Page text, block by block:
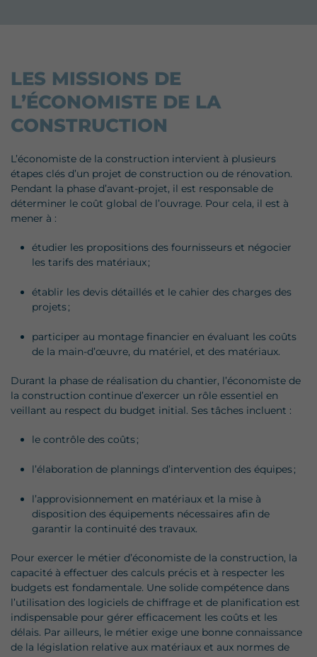
LES MISSIONS DE
L’ÉCONOMISTE DE LA
CONSTRUCTION
L’économiste de la construction intervient à plusieurs
étapes clés d’un projet de construction ou de rénovation.
Pendant la phase d’avant-projet, il est responsable de
déterminer le coût global de l’ouvrage. Pour cela, il est à
mener à :
étudier les propositions des fournisseurs et négocier
les tarifs des matériaux ;
établir les devis détaillés et le cahier des charges des
projets ;
participer au montage financier en évaluant les coûts
de la main-d’œuvre, du matériel, et des matériaux.
Durant la phase de réalisation du chantier, l’économiste de
la construction continue d’exercer un rôle essentiel en
veillant au respect du budget initial. Ses tâches incluent :
le contrôle des coûts ;
l’élaboration de plannings d’intervention des équipes ;
l’approvisionnement en matériaux et la mise à
disposition des équipements nécessaires afin de
garantir la continuité des travaux.
Pour exercer le métier d’économiste de la construction, la
capacité à effectuer des calculs précis et à respecter les
budgets est fondamentale. Une solide compétence dans
l’utilisation des logiciels de chiffrage et de planification est
indispensable pour gérer efficacement les coûts et les
délais. Par ailleurs, le métier exige une bonne connaissance
de la législation relative aux matériaux et aux normes de